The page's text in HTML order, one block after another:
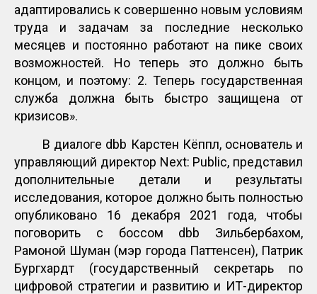
адаптировались к совершенно новым условиям
труда и задачам за последние несколько
месяцев и постоянно работают на пике своих
возможностей. Но теперь это должно быть
концом, и поэтому: 2. Теперь государственная
служба должна быть быстро защищена от
кризисов».
В диалоге dbb Карстен Кёппл, основатель и
управляющий директор Next: Public, представил
дополнительные детали и результаты
исследования, которое должно быть полностью
опубликовано 16 декабря 2021 года, чтобы
поговорить с боссом dbb Зильбербахом,
Рамоной Шуман (мэр города Паттенсен), Патрик
Бургхардт (государственный секретарь по
цифровой стратегии и развитию и ИТ-директор